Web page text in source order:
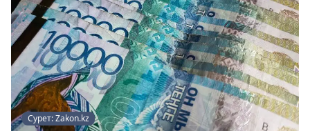
Сурет: Zakon.kz